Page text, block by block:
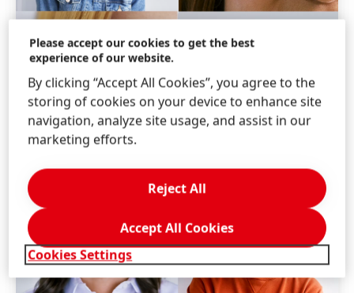
Please accept our cookies to get the best
experience of our website.
By clicking “Accept All Cookies”, you agree to the
storing of cookies on your device to enhance site
navigation, analyze site usage, and assist in our
marketing efforts.
Cookies Settings
Reject All
Accept All Cookies